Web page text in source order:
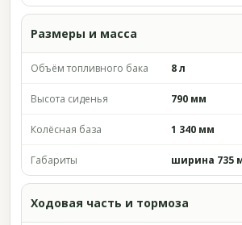
Размеры и масса
Объём топливного бака 8 л
Высота сиденья 790 мм
Колёсная база 1 340 мм
Габариты ширина 735
Ходовая часть и тормоза